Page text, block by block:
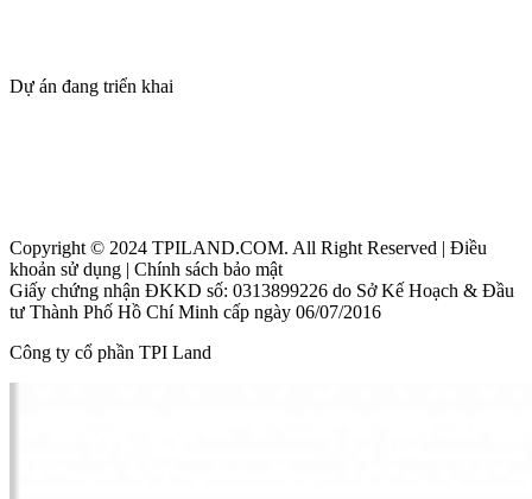
Dự án đang triển khai
Copyright © 2024 TPILAND.COM. All Right Reserved | Điều
khoản sử dụng | Chính sách bảo mật
Giấy chứng nhận ĐKKD số: 0313899226 do Sở Kế Hoạch & Đầu
tư Thành Phố Hồ Chí Minh cấp ngày 06/07/2016
Công ty cổ phần TPI Land